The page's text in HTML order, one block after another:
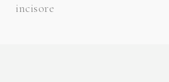
incisore